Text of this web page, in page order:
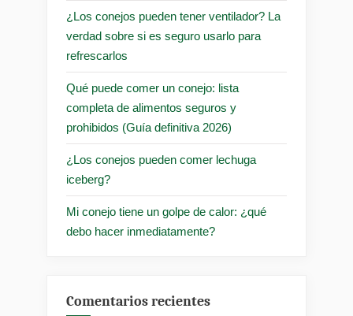
¿Los conejos pueden tener ventilador? La
verdad sobre si es seguro usarlo para
refrescarlos
Qué puede comer un conejo: lista
completa de alimentos seguros y
prohibidos (Guía definitiva 2026)
¿Los conejos pueden comer lechuga
iceberg?
Mi conejo tiene un golpe de calor: ¿qué
debo hacer inmediatamente?
Comentarios recientes